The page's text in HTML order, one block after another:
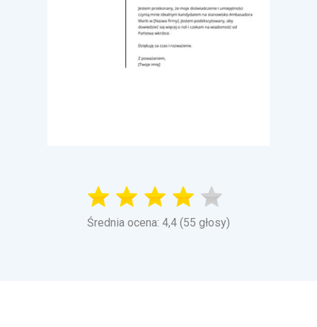
Średnia ocena: 4,4 (55 głosy)